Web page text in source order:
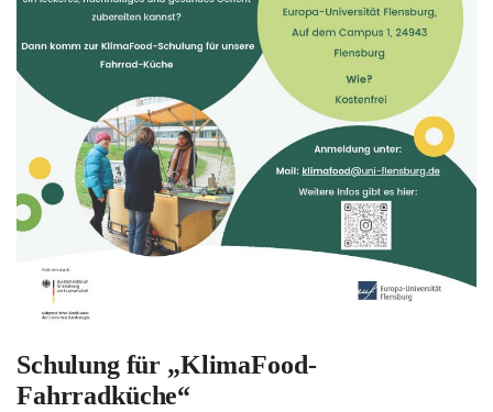
Schulung für „KlimaFood-
Fahrradküche“